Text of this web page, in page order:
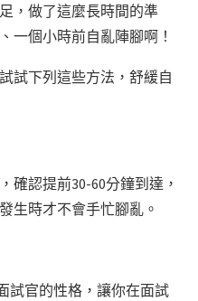
， 做了這麼長時間的準
一個小時前自亂陣腳啊！
試下列這些方法，舒緩自
確認提前30-60分鐘到達，
生時才不會手忙腳亂。
試官的性格，讓你在面試